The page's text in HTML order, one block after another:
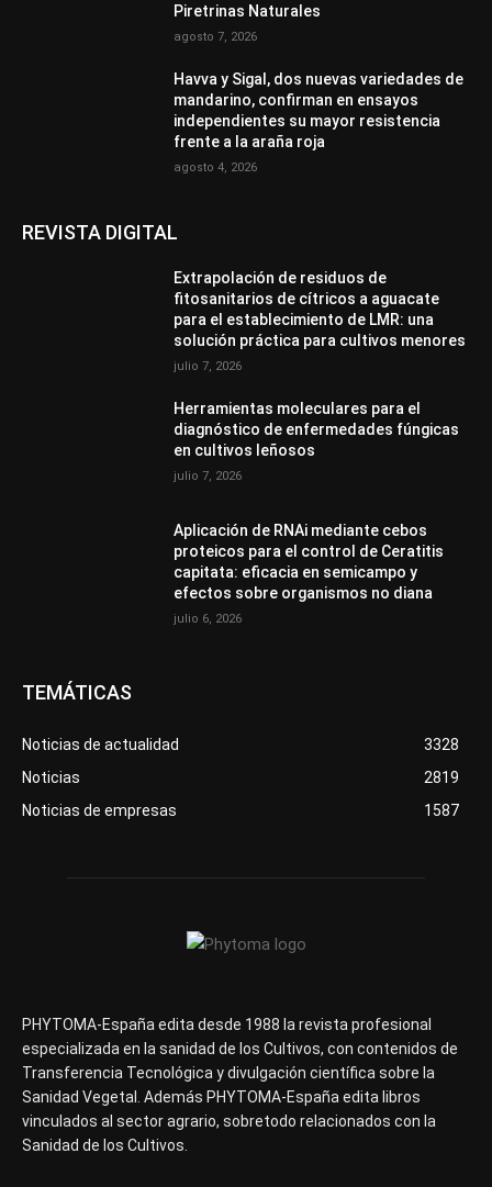
Piretrinas Naturales
agosto 7, 2026
Havva y Sigal, dos nuevas variedades de
mandarino, confirman en ensayos
independientes su mayor resistencia
frente a la araña roja
agosto 4, 2026
REVISTA DIGITAL
Extrapolación de residuos de
fitosanitarios de cítricos a aguacate
para el establecimiento de LMR: una
solución práctica para cultivos menores
julio 7, 2026
Herramientas moleculares para el
diagnóstico de enfermedades fúngicas
en cultivos leñosos
julio 7, 2026
Aplicación de RNAi mediante cebos
proteicos para el control de Ceratitis
capitata: eficacia en semicampo y
efectos sobre organismos no diana
julio 6, 2026
TEMÁTICAS
Noticias de actualidad
3328
Noticias
2819
Noticias de empresas
1587
PHYTOMA-España edita desde 1988 la revista profesional
especializada en la sanidad de los Cultivos, con contenidos de
Transferencia Tecnológica y divulgación científica sobre la
Sanidad Vegetal. Además PHYTOMA-España edita libros
vinculados al sector agrario, sobretodo relacionados con la
Sanidad de los Cultivos.